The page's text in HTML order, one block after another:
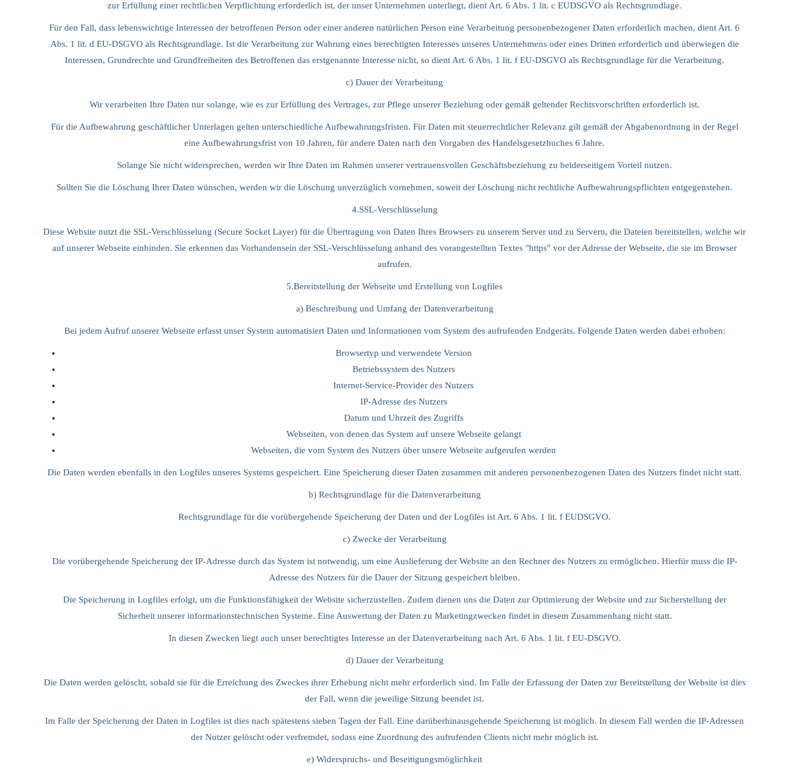
zur Erfüllung einer rechtlichen Verpflichtung erforderlich ist, der unser Unternehmen unterliegt, dient Art. 6 Abs. 1 lit. c EUDSGVO als Rechtsgrundlage.
Für den Fall, dass lebenswichtige Interessen der betroffenen Person oder einer anderen natürlichen Person eine Verarbeitung personenbezogener Daten erforderlich machen, dient Art. 6
Abs. 1 lit. d EU-DSGVO als Rechtsgrundlage. Ist die Verarbeitung zur Wahrung eines berechtigten Interesses unseres Unternehmens oder eines Dritten erforderlich und überwiegen die
Interessen, Grundrechte und Grundfreiheiten des Betroffenen das erstgenannte Interesse nicht, so dient Art. 6 Abs. 1 lit. f EU-DSGVO als Rechtsgrundlage für die Verarbeitung.
c) Dauer der Verarbeitung
Wir verarbeiten Ihre Daten nur solange, wie es zur Erfüllung des Vertrages, zur Pflege unserer Beziehung oder gemäß geltender Rechtsvorschriften erforderlich ist.
Für die Aufbewahrung geschäftlicher Unterlagen gelten unterschiedliche Aufbewahrungsfristen. Für Daten mit steuerrechtlicher Relevanz gilt gemäß der Abgabenordnung in der Regel
eine Aufbewahrungsfrist von 10 Jahren, für andere Daten nach den Vorgaben des Handelsgesetzbuches 6 Jahre.
Solange Sie nicht widersprechen, werden wir Ihre Daten im Rahmen unserer vertrauensvollen Geschäftsbeziehung zu beiderseitigem Vorteil nutzen.
Sollten Sie die Löschung Ihrer Daten wünschen, werden wir die Löschung unverzüglich vornehmen, soweit der Löschung nicht rechtliche Aufbewahrungspflichten entgegenstehen.
4.SSL-Verschlüsselung
Diese Website nutzt die SSL-Verschlüsselung (Secure Socket Layer) für die Übertragung von Daten Ihres Browsers zu unserem Server und zu Servern, die Dateien bereitstellen, welche wir
auf unserer Webseite einbinden. Sie erkennen das Vorhandensein der SSL-Verschlüsselung anhand des vorangestellten Textes "https" vor der Adresse der Webseite, die sie im Browser
aufrufen.
5.Bereitstellung der Webseite und Erstellung von Logfiles
a) Beschreibung und Umfang der Datenverarbeitung
Bei jedem Aufruf unserer Webseite erfasst unser System automatisiert Daten und Informationen vom System des aufrufenden Endgeräts. Folgende Daten werden dabei erhoben:
Browsertyp und verwendete Version
Betriebssystem des Nutzers
Internet-Service-Provider des Nutzers
IP-Adresse des Nutzers
Datum und Uhrzeit des Zugriffs
Webseiten, von denen das System auf unsere Webseite gelangt
Webseiten, die vom System des Nutzers über unsere Webseite aufgerufen werden
Die Daten werden ebenfalls in den Logfiles unseres Systems gespeichert. Eine Speicherung dieser Daten zusammen mit anderen personenbezogenen Daten des Nutzers findet nicht statt.
b) Rechtsgrundlage für die Datenverarbeitung
Rechtsgrundlage für die vorübergehende Speicherung der Daten und der Logfiles ist Art. 6 Abs. 1 lit. f EUDSGVO.
c) Zwecke der Verarbeitung
Die vorübergehende Speicherung der IP-Adresse durch das System ist notwendig, um eine Auslieferung der Website an den Rechner des Nutzers zu ermöglichen. Hierfür muss die IP-
Adresse des Nutzers für die Dauer der Sitzung gespeichert bleiben.
Die Speicherung in Logfiles erfolgt, um die Funktionsfähigkeit der Website sicherzustellen. Zudem dienen uns die Daten zur Optimierung der Website und zur Sicherstellung der
Sicherheit unserer informationstechnischen Systeme. Eine Auswertung der Daten zu Marketingzwecken findet in diesem Zusammenhang nicht statt.
In diesen Zwecken liegt auch unser berechtigtes Interesse an der Datenverarbeitung nach Art. 6 Abs. 1 lit. f EU-DSGVO.
d) Dauer der Verarbeitung
Die Daten werden gelöscht, sobald sie für die Erreichung des Zweckes ihrer Erhebung nicht mehr erforderlich sind. Im Falle der Erfassung der Daten zur Bereitstellung der Website ist dies
der Fall, wenn die jeweilige Sitzung beendet ist.
Im Falle der Speicherung der Daten in Logfiles ist dies nach spätestens sieben Tagen der Fall. Eine darüberhinausgehende Speicherung ist möglich. In diesem Fall werden die IP-Adressen
der Nutzer gelöscht oder verfremdet, sodass eine Zuordnung des aufrufenden Clients nicht mehr möglich ist.
e) Widerspruchs- und Beseitigungsmöglichkeit